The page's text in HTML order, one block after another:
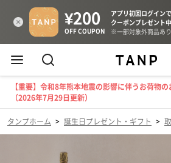
【重要】令和8年熊本地震の影響に伴うお荷物
（2026年7月29日更新）
タンプホーム > 誕生日プレゼント・ギフト >